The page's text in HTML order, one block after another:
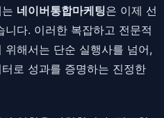
네이버통합마케팅은 이제 선
다. 이러한 복잡하고 전문적
해서는 단순 실행사를 넘어,
로 성과를 증명하는 진정한